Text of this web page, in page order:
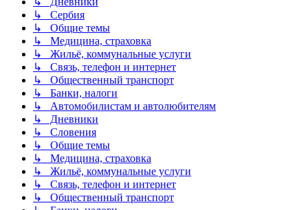
↳ Сербия
↳ Общие темы
↳ Медицина, страховка
↳ Жильё, коммунальные услуги
↳ Связь, телефон и интернет
↳ Общественный транспорт
↳ Банки, налоги
↳ Автомобилистам и автолюбителям
↳ Дневники
↳ Словения
↳ Общие темы
↳ Медицина, страховка
↳ Жильё, коммунальные услуги
↳ Связь, телефон и интернет
↳ Общественный транспорт